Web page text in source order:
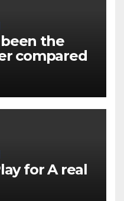
the
compared
Learners
for A real